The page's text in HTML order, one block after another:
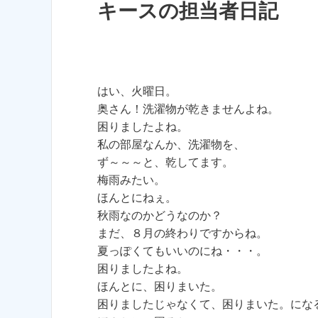
キースの担当者日記
はい、火曜日。
奥さん！洗濯物が乾きませんよね。
困りましたよね。
私の部屋なんか、洗濯物を、
ず～～～と、乾してます。
梅雨みたい。
ほんとにねぇ。
秋雨なのかどうなのか？
まだ、８月の終わりですからね。
夏っぽくてもいいのにね・・・。
困りましたよね。
ほんとに、困りまいた。
困りましたじゃなくて、困りまいた。にな